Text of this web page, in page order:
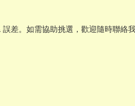
差。如需協助挑選，歡迎隨時聯絡我